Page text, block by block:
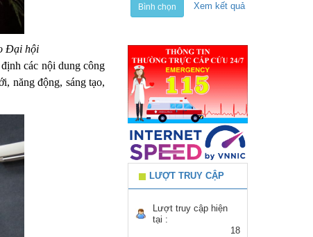
Đại hội
các nội dung công
năng động, sáng tạo,
Bình chọn Xem kết quả
LƯỢT TRUY CẬP
Lượt truy cập hiện
tại :
18